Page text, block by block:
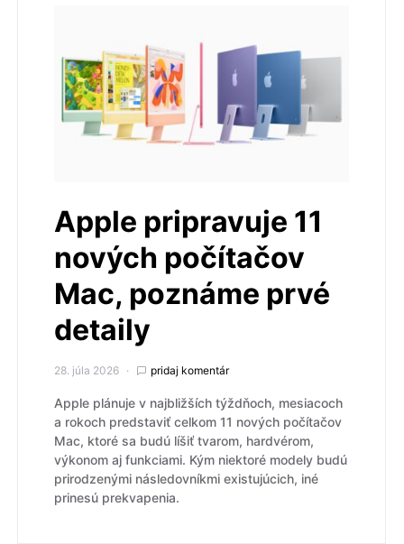
Apple pripravuje 11
nových počítačov
Mac, poznáme prvé
detaily
28. júla 2026 pridaj komentár
Apple plánuje v najbližších týždňoch, mesiacoch
a rokoch predstaviť celkom 11 nových počítačov
Mac, ktoré sa budú líšiť tvarom, hardvérom,
výkonom aj funkciami. Kým niektoré modely budú
prirodzenými následovníkmi existujúcich, iné
prinesú prekvapenia.